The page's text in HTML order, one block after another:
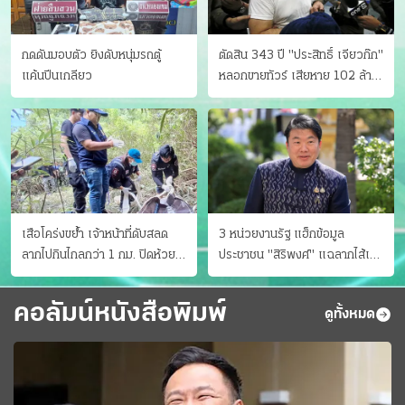
กดดันมอบตัว ยิงดับหนุ่มรถตู้
แค้นปีนเกลียว
ตัดสิน 343 ปี "ประสิทธิ์ เจียวก๊ก"
หลอกขายทัวร์ เสียหาย 102 ล้าน
มีเหยื่อ 173 คน
เสือโคร่งขย้ำ เจ้าหน้าที่ดับสลด
ลากไปกินไกลกว่า 1 กม. ปิดห้วย
ขาแข้งชั่วคราว
3 หน่วยงานรัฐ แฮ็กข้อมูล
ประชาชน "สิริพงศ์" แฉลากไส้เอง
"หนู" กอด "หนิม" สยบลือ
คอลัมน์หนังสือพิมพ์ ดูทั้งหมด